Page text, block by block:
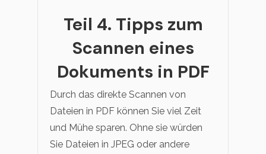
Teil 4. Tipps zum
Scannen eines
Dokuments in PDF
Durch das direkte Scannen von
Dateien in PDF können Sie viel Zeit
und Mühe sparen. Ohne sie würden
Sie Dateien in JPEG oder andere